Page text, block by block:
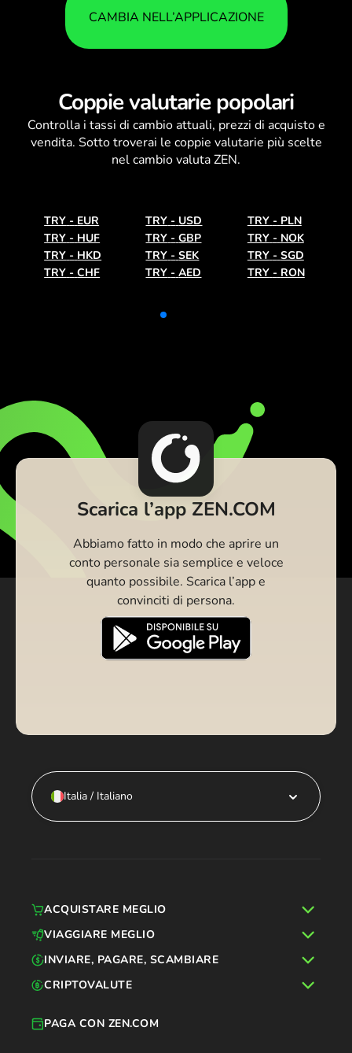
CAMBIA NELL’APPLICAZIONE
Coppie valutarie popolari
Controlla i tassi di cambioattuali, prezzi di acquisto e
vendita. Sotto troverai le coppie valutarie più scelte
nel cambio valuta ZEN.
TRY - EUR TRY - USD TRY - PLN
TRY - HUF TRY - GBP TRY - NOK
TRY - HKD TRY - SEK TRY - SGD
TRY - CHF TRY - AED TRY - RON
Scarica l’app ZEN.COM
Abbiamo fatto in modo che aprire un
conto personale sia semplice e veloce
quanto possibile. Scarica l’app e
convinciti di persona.
Italia / Italiano
PAGA CON ZEN.COM
ACQUISTARE MEGLIO
VIAGGIARE MEGLIO
INVIARE, PAGARE, SCAMBIARE
CRIPTOVALUTE